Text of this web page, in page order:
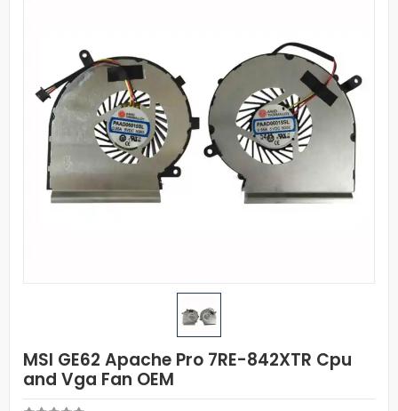
MSI GE62 Apache Pro 7RE-842XTR Cpu
and Vga Fan OEM